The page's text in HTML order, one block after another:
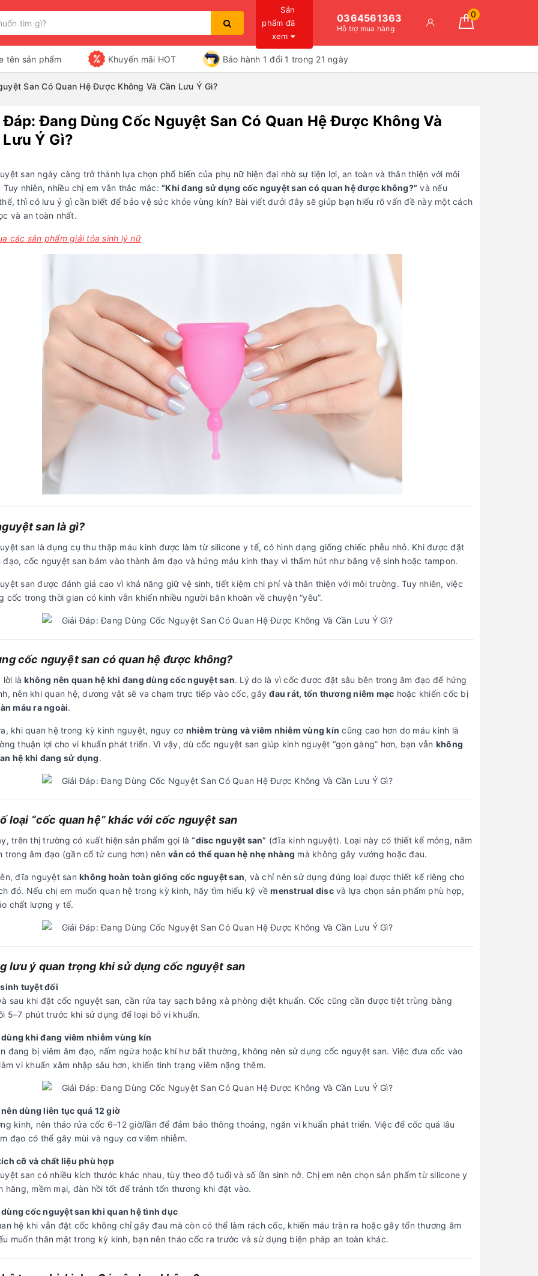
Sản
phẩm đã
xem
Bạn chưa xem sản phẩm nào
0364561363
Hỗ trợ mua hàng
0
tên sản phẩm Khuyến mãi HOT Bảo hành 1 đổi 1 trong 21 ngày
San Có Quan Hệ Được Không Và Cần Lưu Ý Gì?
Đáp: Đang Dùng Cốc Nguyệt San Có Quan Hệ Được Không Và
Lưu Ý Gì?
san ngày càng trở thành lựa chọn phổ biến của phụ nữ hiện đại nhờ sự tiện lợi, an toàn và thân thiện với môi
nhiên, nhiều chị em vẫn thắc mắc: “Khi đang sử dụng cốc nguyệt san có quan hệ được không?” và nếu
thì có lưu ý gì cần biết để bảo vệ sức khỏe vùng kín? Bài viết dưới đây sẽ giúp bạn hiểu rõ vấn đề này một cách
và an toàn nhất.
các sản phẩm giải tỏa sinh lý nữ
san là gì?
san là dụng cụ thu thập máu kinh được làm từ silicone y tế, có hình dạng giống chiếc phễu nhỏ. Khi được đặt
đạo, cốc nguyệt san bám vào thành âm đạo và hứng máu kinh thay vì thấm hút như băng vệ sinh hoặc tampon.
san được đánh giá cao vì khả năng giữ vệ sinh, tiết kiệm chi phí và thân thiện với môi trường. Tuy nhiên, việc
cốc trong thời gian có kinh vẫn khiến nhiều người băn khoăn về chuyện “yêu”.
cốc nguyệt san có quan hệ được không?
lời làkhông nên quan hệ khi đang dùng cốc nguyệt san. Lý do là vì cốc được đặt sâu bên trong âm đạo để hứng
nên khi quan hệ, dương vật sẽ va chạm trực tiếp vào cốc, gâyđau rát, tổn thương niêm mạc hoặc khiến cốc bị
máu ra ngoài.
khi quan hệ trong kỳ kinh nguyệt, nguy cơ nhiễm trùng và viêm nhiễm vùng kín cũng cao hơn do máu kinh là
thuận lợi cho vi khuẩn phát triển. Vì vậy, dù cốc nguyệt san giúp kinh nguyệt “gọn gàng” hơn, bạn vẫn không
hệ khi đang sử dụng.
loại “cốc quan hệ” khác với cốc nguyệt san
trên thị trường có xuất hiện sản phẩm gọi là“disc nguyệt san” (đĩa kinh nguyệt). Loại này có thiết kế mỏng, nằm
trong âm đạo (gần cổ tử cung hơn) nên vẫn có thể quan hệ nhẹ nhàng mà không gây vướng hoặc đau.
đĩa nguyệt san không hoàn toàn giống cốc nguyệt san, và chỉ nên sử dụng đúng loại được thiết kế riêng cho
đó. Nếu chị em muốn quan hệ trong kỳ kinh, hãy tìm hiểu kỹ vềmenstrual discvà lựa chọn sản phẩm phù hợp,
chất lượng y tế.
lưu ý quan trọng khi sử dụng cốc nguyệt san
tuyệt đối
sau khi đặt cốc nguyệt san, cần rửa tay sạch bằng xà phòng diệt khuẩn. Cốc cũng cần được tiệt trùng bằng
5–7 phút trước khi sử dụng để loại bỏ vi khuẩn.
khi đang viêm nhiễm vùng kín
đang bị viêm âm đạo, nấm ngứa hoặc khí hư bất thường, không nên sử dụng cốc nguyệt san. Việc đưa cốc vào
vi khuẩn xâm nhập sâu hơn, khiến tình trạng viêm nặng thêm.
dùng liên tục quá 12 giờ
kinh, nên tháo rửa cốc 6–12 giờ/lần để đảm bảo thông thoáng, ngăn vi khuẩn phát triển. Việc để cốc quá lâu
đạo có thể gây mùi và nguy cơ viêm nhiễm.
cỡ và chất liệu phù hợp
san có nhiều kích thước khác nhau, tùy theo độ tuổi và số lần sinh nở. Chị em nên chọn sản phẩm từ silicone y
hãng, mềm mại, đàn hồi tốt để tránh tổn thương khi đặt vào.
cốc nguyệt san khi quan hệ tình dục
hệ khi vẫn đặt cốc không chỉ gây đau mà còn có thể làm rách cốc, khiến máu tràn ra hoặc gây tổn thương âm
muốn thân mật trong kỳ kinh, bạn nên tháo cốc ra trước và sử dụng biện pháp an toàn khác.